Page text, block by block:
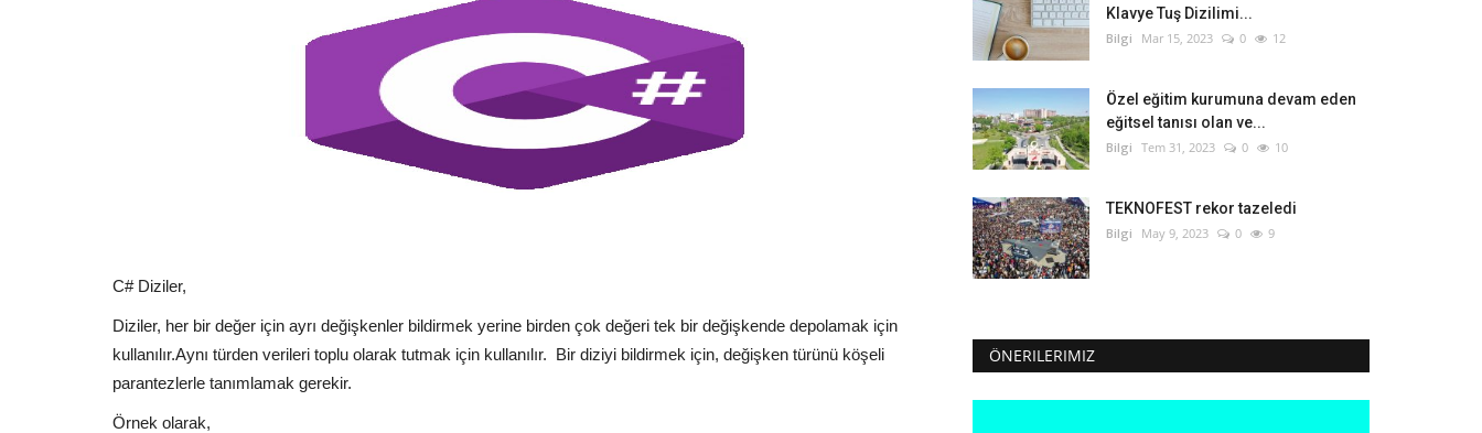
C# Diziler,
Diziler, her bir değer için ayrı değişkenler bildirmek yerine birden çok değeri tek bir değişkende depolamak için
kullanılır.Aynı türden verileri toplu olarak tutmak için kullanılır. Bir diziyi bildirmek için, değişken türünü köşeli
parantezlerle tanımlamak gerekir.
Örnek olarak,
Klavye Tuş Dizilimi...
Bilgi Mar 15, 2023 0 12
Özel eğitim kurumuna devam eden
eğitsel tanısı olan ve...
Bilgi Tem 31, 2023 0 10
TEKNOFEST rekor tazeledi
Bilgi May 9, 2023 0 9
ÖNERILERIMIZ